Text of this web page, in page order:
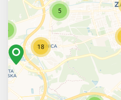
5
18
5